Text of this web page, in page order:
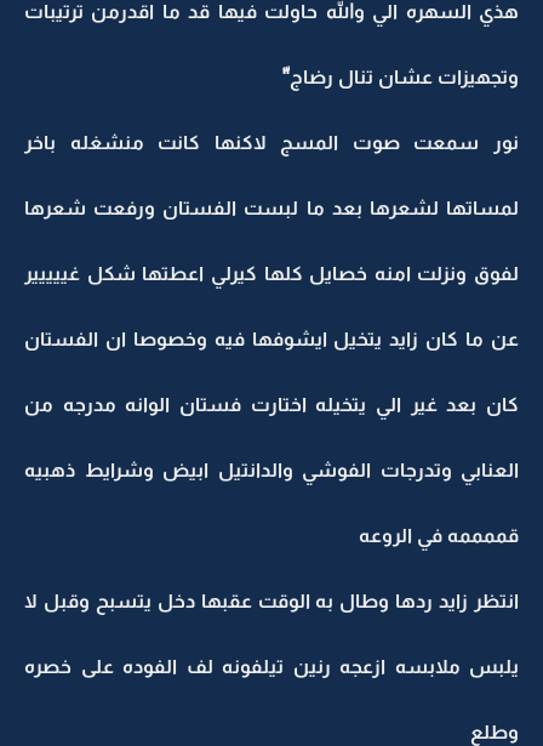
هذي السهره الي والله حاولت فيها قد ما اقدرمن ترتيبات
وتجهيزات عشان تنال رضاج"ّ
نور سمعت صوت المسج لاكنها كانت منشغله باخر
لمساتها لشعرها بعد ما لبست الفستان ورفعت شعرها
لفوق ونزلت امنه خصايل كلها كيرلي اعطتها شكل غييييير
عن ما كان زايد يتخيل ايشوفها فيه وخصوصا ان الفستان
كان بعد غير الي يتخيله اختارت فستان الوانه مدرجه من
العنابي وتدرجات الفوشي والدانتيل ابيض وشرايط ذهبيه
قممممه في الروعه
انتظر زايد ردها وطال به الوقت عقبها دخل يتسبح وقبل لا
يلبس ملابسه ازعجه رنين تيلفونه لف الفوده على خصره
وطلع